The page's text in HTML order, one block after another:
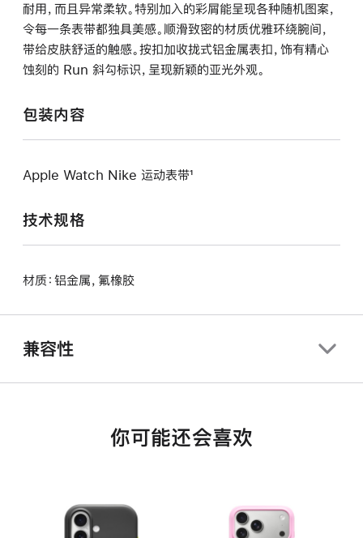
耐用，而且异常柔软。特别加入的彩屑能呈现各种随机图案，
令每一条表带都独具美感。顺滑致密的材质优雅环绕腕间，
带给皮肤舒适的触感。按扣加收拢式铝金属表扣，饰有精心
蚀刻的 Run 斜勾标识，呈现新颖的亚光外观。
包装内容
Apple Watch Nike 运动表带¹
技术规格
材质：铝金属，氟橡胶
兼容性
你可能还会喜欢